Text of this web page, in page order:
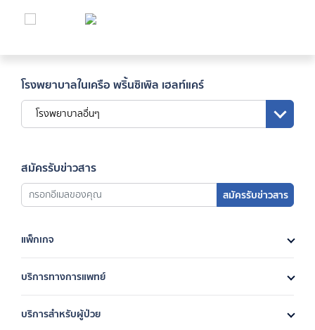
โรงพยาบาลในเครือ พริ้นซิเพิล เฮลท์แคร์
โรงพยาบาลอื่นๆ
สมัครรับข่าวสาร
สมัครรับข่าวสาร
แพ็กเกจ
บริการทางการแพทย์
บริการสำหรับผู้ป่วย